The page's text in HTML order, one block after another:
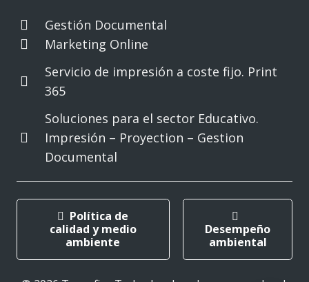
Gestión Documental
Marketing Online
Servicio de impresión a coste fijo. Print
365
Soluciones para el sector Educativo.
Impresión – Proyection – Gestion
Documental
Política de
calidad y medio
ambiente
Desempeño
ambiental